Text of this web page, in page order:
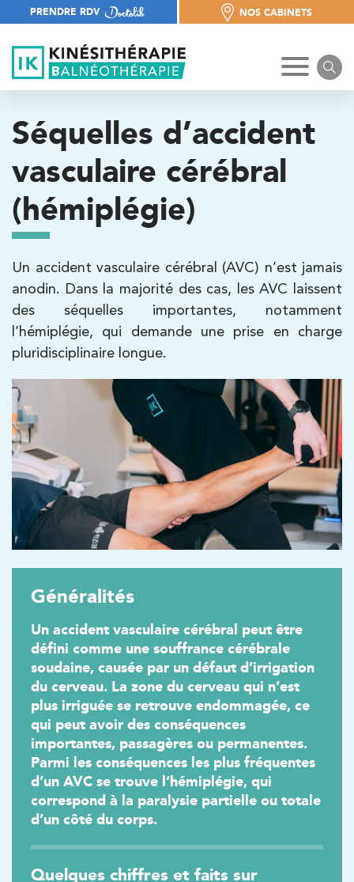
PRENDRE RDV
NOS CABINETS
NOS CABINETS
Séquelles d’accident
vasculaire cérébral
(hémiplégie)
Un accident vasculaire cérébral (AVC) n’est jamais
anodin. Dans la majorité des cas, les AVC laissent
des séquelles importantes, notamment
l’hémiplégie, qui demande une prise en charge
pluridisciplinaire longue.
Généralités
Un accident vasculaire cérébral peut être
défini comme une souffrance cérébrale
soudaine, causée par un défaut d’irrigation
du cerveau. La zone du cerveau qui n’est
plus irriguée se retrouve endommagée, ce
qui peut avoir des conséquences
importantes, passagères ou permanentes.
Parmi les conséquences les plus fréquentes
d’un AVC se trouve l’hémiplégie, qui
correspond à la paralysie partielle ou totale
d’un côté du corps.
Quelques chiffres et faits sur